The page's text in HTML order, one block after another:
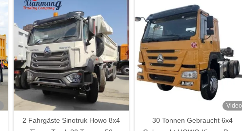
2 Fahrgäste Sinotruk Howo 8x4
Video
30 Tonnen Gebraucht 6x4